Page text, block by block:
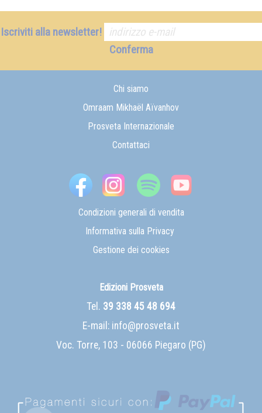
Iscriviti alla newsletter!
Conferma
Chi siamo
Omraam Mikhaël Aïvanhov
Prosveta Internazionale
Contattaci
Condizioni generali di vendita
Informativa sulla Privacy
Gestione dei cookies
Edizioni Prosveta
Tel. 39 338 45 48 694
E-mail: info@prosveta.it
Voc. Torre, 103 - 06066 Piegaro (PG)